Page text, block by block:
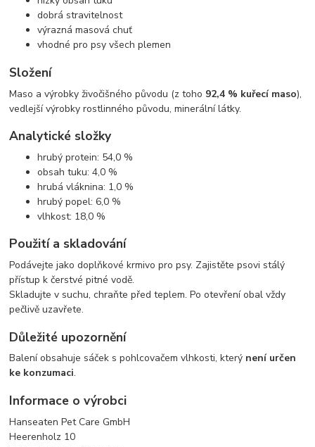
dobrá stravitelnost
výrazná masová chuť
vhodné pro psy všech plemen
Složení
Maso a výrobky živočišného původu (z toho 92,4 % kuřecí maso),
vedlejší výrobky rostlinného původu, minerální látky.
Analytické složky
hrubý protein: 54,0 %
obsah tuku: 4,0 %
hrubá vláknina: 1,0 %
hrubý popel: 6,0 %
vlhkost: 18,0 %
Použití a skladování
Podávejte jako doplňkové krmivo pro psy. Zajistěte psovi stálý
přístup k čerstvé pitné vodě.
Skladujte v suchu, chraňte před teplem. Po otevření obal vždy
pečlivě uzavřete.
Důležité upozornění
Balení obsahuje sáček s pohlcovačem vlhkosti, který není určen
ke konzumaci.
Informace o výrobci
Hanseaten Pet Care GmbH
Heerenholz 10